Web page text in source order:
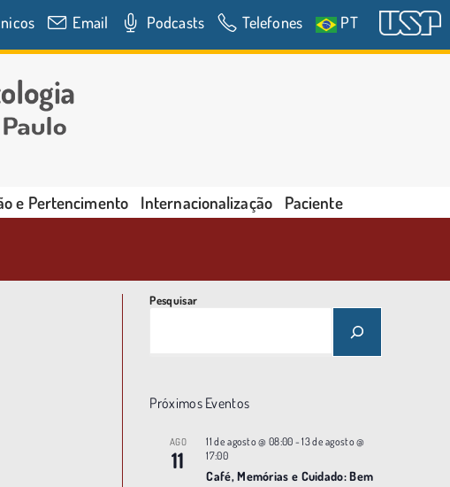
Email Podcasts Telefones PT
e Pertencimento Internacionalização Paciente
Pesquisar
Próximos Eventos
AGO
11
11 de agosto @ 08:00 -13 de agosto @
17:00
Café, Memórias e Cuidado: Bem